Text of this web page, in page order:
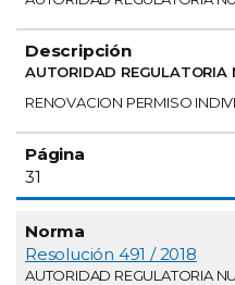
AUTORIDAD REGULATORIA
RENOVACION PERMISO
31
Resolución 491 / 2018
AUTORIDAD REGULATORIA